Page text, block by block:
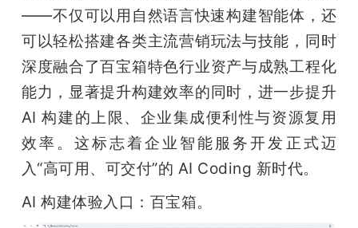
课
活
动
——不仅可以用自然语言快速构建智能体，还
可以轻松搭建各类主流营销玩法与技能，同时
深度融合了百宝箱特色行业资产与成熟工程化
能力，显著提升构建效率的同时，进一步提升
AI 构建的上限、企业集成便利性与资源复用
效率。这标志着企业智能服务开发正式迈
入“高可用、可交付”的 AI Coding 新时代。
AI 构建体验入口：百宝箱。